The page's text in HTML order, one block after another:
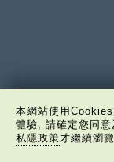
本網站使用
體驗, 請確定您同意
私隱政策才繼續瀏覽